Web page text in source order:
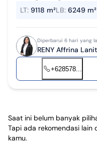
LT: 9118 m²LB: 6249 m²
Diperbarui 6 hari yang
RENY Affrina
+628578...
Saat ini belum banyak
Tapi ada rekomendasi lain
kamu.